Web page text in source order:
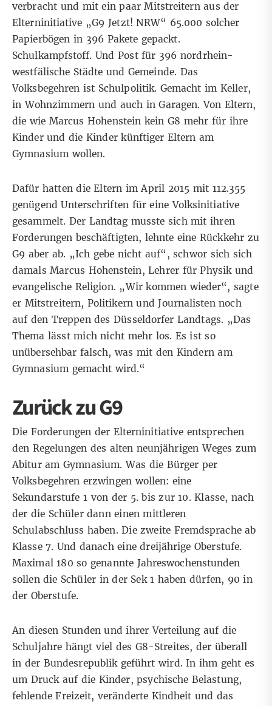
verbracht und mit ein paar Mitstreitern aus der
Elterninitiative „G9 Jetzt! NRW“ 65.000 solcher
Papierbögen in 396 Pakete gepackt.
Schulkampfstoff. Und Post für 396 nordrhein-
westfälische Städte und Gemeinde. Das
Volksbegehren ist Schulpolitik. Gemacht im Keller,
in Wohnzimmern und auch in Garagen. Von Eltern,
die wie Marcus Hohenstein kein G8 mehr für ihre
Kinder und die Kinder künftiger Eltern am
Gymnasium wollen.
Dafür hatten die Eltern im April 2015 mit 112.355
genügend Unterschriften für eine Volksinitiative
gesammelt. Der Landtag musste sich mit ihren
Forderungen beschäftigten, lehnte eine Rückkehr zu
G9 aber ab. „Ich gebe nicht auf“, schwor sich sich
damals Marcus Hohenstein, Lehrer für Physik und
evangelische Religion. „Wir kommen wieder“, sagte
er Mitstreitern, Politikern und Journalisten noch
auf den Treppen des Düsseldorfer Landtags. „Das
Thema lässt mich nicht mehr los. Es ist so
unübersehbar falsch, was mit den Kindern am
Gymnasium gemacht wird.“
Zurück zu G9
Die Forderungen der Elterninitiative entsprechen
den Regelungen des alten neunjährigen Weges zum
Abitur am Gymnasium. Was die Bürger per
Volksbegehren erzwingen wollen: eine
Sekundarstufe 1 von der 5. bis zur 10. Klasse, nach
der die Schüler dann einen mittleren
Schulabschluss haben. Die zweite Fremdsprache ab
Klasse 7. Und danach eine dreijährige Oberstufe.
Maximal 180 so genannte Jahreswochenstunden
sollen die Schüler in der Sek 1 haben dürfen, 90 in
der Oberstufe.
An diesen Stunden und ihrer Verteilung auf die
Schuljahre hängt viel des G8-Streites, der überall
in der Bundesrepublik geführt wird. In ihm geht es
um Druck auf die Kinder, psychische Belastung,
fehlende Freizeit, veränderte Kindheit und das